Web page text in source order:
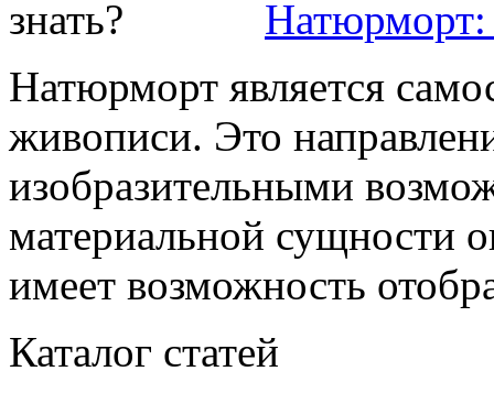
Натюрморт:
Натюрморт является
живописи. Это
изобразительными
материальной сущности
имеет возможность
Каталог статей